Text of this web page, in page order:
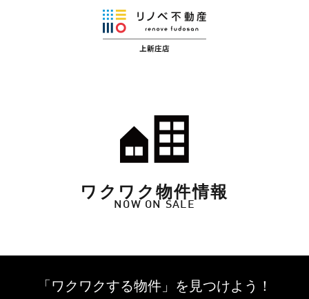
ワクワク物件情報
NOW ON SALE
「ワクワクする物件」を 見つけよう！